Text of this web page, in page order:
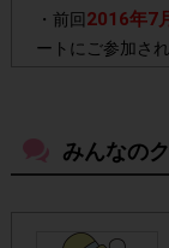
・前回 2016年7
ートにご参加さ
・今回の対象商
プ)」です。その
みんなの